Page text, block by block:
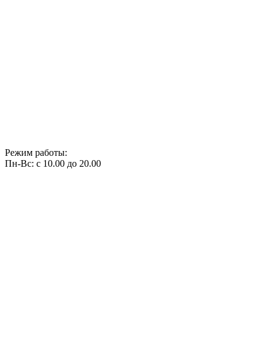
Режим работы:
Пн-Вс: с 10.00 до 20.00